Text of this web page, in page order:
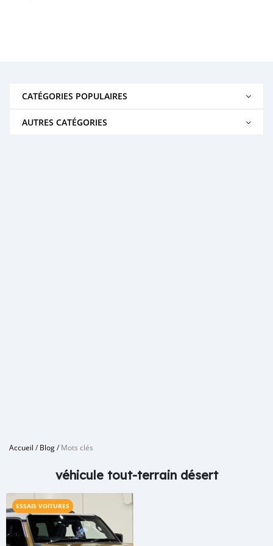
CATÉGORIES POPULAIRES
AUTRES CATÉGORIES
Accueil /Blog/Mots clés
véhicule tout-terrain désert
ESSAIS VOITURES